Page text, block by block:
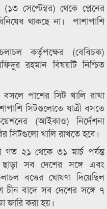
সেপ্টেম্বর) থেকে প্লেনের
থাকছে না। পাশাপাশি
কর্তৃপক্ষের (বেবিচক)
রহমান বিষয়টি নিশ্চিত
পাশের সিট খালি রাখা
সিটগুলোতে যাত্রী বসতে
(আইকাও) নির্দেশনা
সিটগুলো খালি রাখতে হবে।
গত ২১ থেকে ৩১ মার্চ পর্যন্ত
ছাড়া সব দেশের সঙ্গে এবং
বন্ধের ঘোষণা দিয়েছিল
বাদে সব দেশের সঙ্গে ৭
জারি করা হয়।